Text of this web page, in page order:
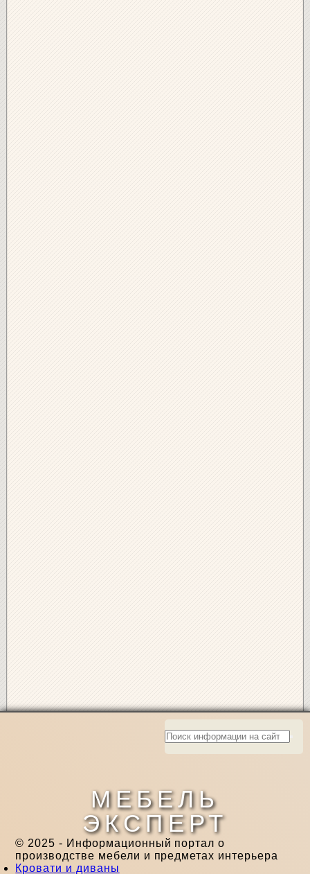
МЕБЕЛЬ
ЭКСПЕРТ
© 2025 - Информационный портал о
производстве мебели и предметах интерьера
Кровати и диваны